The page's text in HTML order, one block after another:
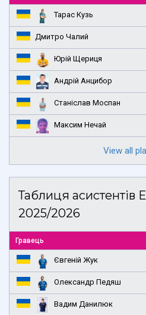
Тарас Кузь
Дмитро Чалий
Юрій Щериця
Андрій Анцибор
Станіслав Моспан
Максим Нечай
View all
Таблиця асистентів
2025/2026
Гравець
Євгеній Жук
Олександр Педяш
Вадим Данилюк